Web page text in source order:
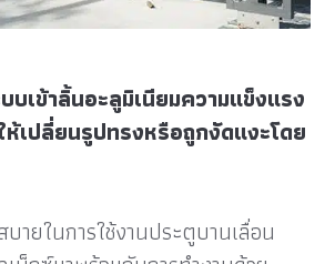
บเข้าลิ้นอะลูมิเนียมความแข็งแรง
เปลี่ยนรูปทรงหรือถูกงัดแงะโดย
ายในการใช้งานประตูบานเลื่อน